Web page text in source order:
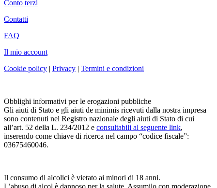
Conto terzi
Contatti
FAQ
Il mio account
Cookie policy
Privacy Termini e condizioni
Obblighi informativi per le erogazioni pubbliche
Gli aiuti di Stato e gli aiuti de minimis ricevuti dalla nostra impresa
sono contenuti nel Registro nazionale degli aiuti di Stato di cui
all’art. 52 della L. 234/2012 e consultabili al seguente link,
inserendo come chiave di ricerca nel campo “codice fiscale”:
03675460046.
Il consumo di alcolici è vietato ai minori di 18 anni.